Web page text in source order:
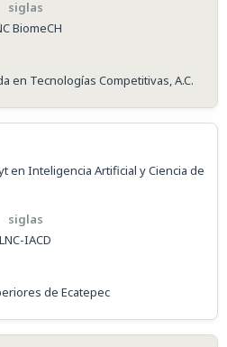
BiomeCH
en Tecnologías Competitivas, A.C.
en Inteligencia Artificial y Ciencia de
LNC-IACD
de Ecatepec